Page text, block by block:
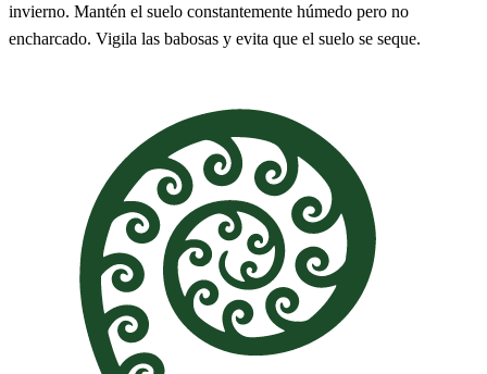
invierno. Mantén el suelo constantemente húmedo pero no
encharcado. Vigila las babosas y evita que el suelo se seque.